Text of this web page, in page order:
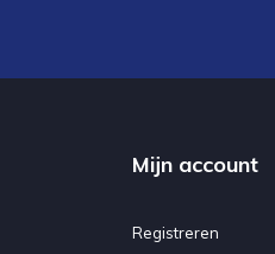
Mijn account
Registreren